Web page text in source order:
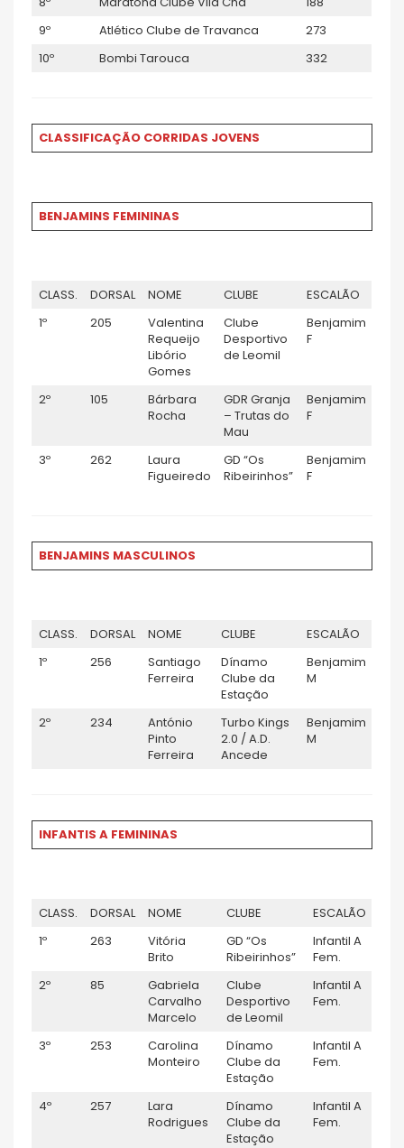
9º
Atlético Clube de Travanca
273
10º
Bombi Tarouca 332
CLASSIFICAÇÃO CORRIDAS JOVENS
BENJAMINS FEMININAS
CLASS. DORSAL NOME CLUBE
ESCALÃO
1º
205
Valentina
Requeijo
Libório
Gomes
Clube
Desportivo
de Leomil
Benjamim
F
2º 105
Bárbara
Rocha
GDR Granja
– Trutas do
Mau
Benjamim
F
3º 262
Laura
Figueiredo
GD “Os
Ribeirinhos”
Benjamim
F
BENJAMINS MASCULINOS
CLASS. DORSAL NOME CLUBE
ESCALÃO
1º
256
Santiago
Ferreira
Dínamo
Clube da
Estação
Benjamim
M
2º 234
António
Pinto
Ferreira
Turbo Kings
2.0 / A.D.
Ancede
Benjamim
M
INFANTIS A FEMININAS
CLASS. DORSAL NOME CLUBE
ESCALÃO
1º
263
Vitória
Brito
GD “Os
Ribeirinhos”
Infantil A
Fem.
2º
85
Gabriela
Carvalho
Marcelo
Clube
Desportivo
de Leomil
Infantil A
Fem.
3º 253
Carolina
Monteiro
Dínamo
Clube da
Estação
Infantil A
Fem.
4º 257
Lara
Rodrigues
Dínamo
Clube da
Estação
Infantil A
Fem.